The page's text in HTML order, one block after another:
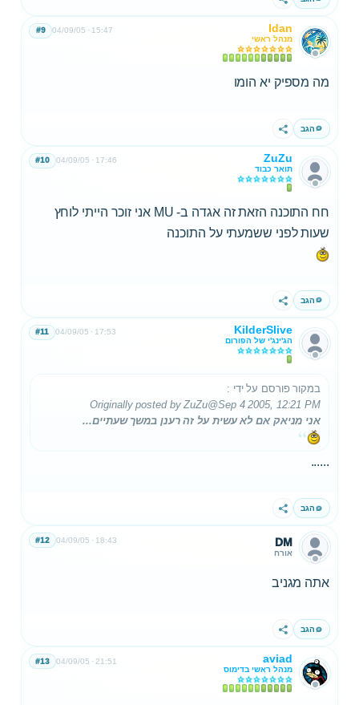
Idan
מנהל ראשי
04/09/05 15:47
#9
מה מספיק יא הומו
הגב שתף
ZuZu
תואר כבוד
04/09/05 17:46
#10
חח התוכנה הזאת זה אגדה ב- MU אני זוכר הייתי לוחץ
שעות לפני ששמעתי על התוכנה
הגב שתף
KilderSlive
הג'ינג'י של הפורום
04/09/05 17:53
#11
במקור פורסם על ידי :
Originally posted by ZuZu@Sep 4 2005, 12:21 PM
אני מניאק אם לא עשית על זה רענן במשך שעתיים...
......
הגב שתף
DM
אורח
04/09/05 18:43
#12
אתה מגניב
הגב שתף
aviad
מנהל ראשי בדימוס
04/09/05 21:51
#13